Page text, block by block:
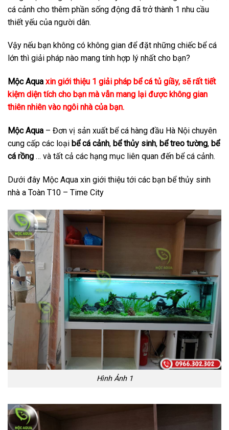
cá cảnh cho thêm phần sống động đã trở thành 1 nhu cầu
thiết yếu của người dân.
Vậy nếu bạn không có không gian để đặt những chiếc bể cá
lớn thì giải pháp nào mang tính hợp lý nhất cho bạn?
Mộc Aqua xin giới thiệu 1 giải pháp bể cá tủ giầy, sẽ rất tiết
kiệm diện tích cho bạn mà vẫn mang lại được không gian
thiên nhiên vào ngôi nhà của bạn.
Mộc Aqua – Đơn vị sản xuất bể cá hàng đầu Hà Nội chuyên
cung cấp các loại bể cá cảnh, bể thủy sinh, bể treo tường, bể
cá rồng … và tất cả các hạng mục liên quan đến bể cá cảnh.
Dưới đây Mộc Aqua xin giới thiệu tới các bạn bể thủy sinh
nhà a Toàn T10 – Time City
Hình Ảnh 1